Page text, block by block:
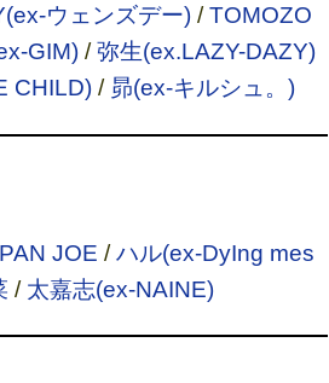
ウェンズデー)/TOMOZO
GIM)/弥生(ex.LAZY-DAZY)
CHILD)/ 昴(ex-キルシュ。)
JOE /ハル(ex-DyIng mes
/ 太嘉志(ex-NAINE)